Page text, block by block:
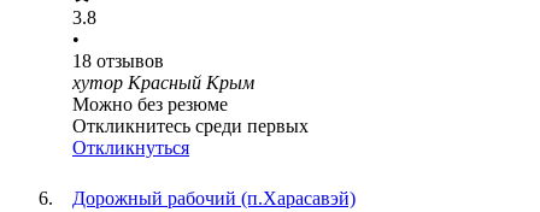
3.8
•
18 отзывов
хутор Красный Крым
Можно без резюме
Откликнитесь среди первых
Откликнуться
Дорожный рабочий (п.Харасавэй)